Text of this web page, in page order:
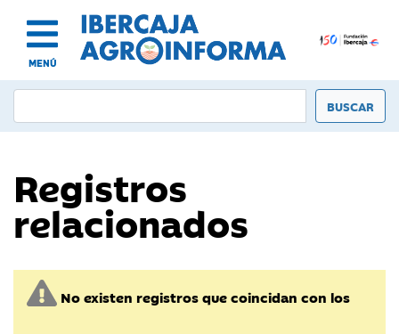
MENÚ
Registros
relacionados
No existen registros que coincidan con los